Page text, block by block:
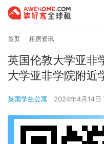
首页 租房资讯
英国伦敦大学亚非
大学亚非学院附近
英国学生公寓 2024年4月14日